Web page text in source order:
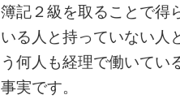
簿記２級を取ることで得
いる人と持っていない人
う何人も経理で働いてい
事実です。